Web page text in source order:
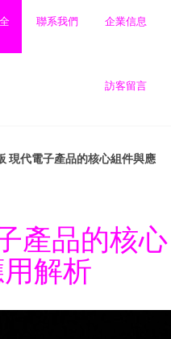
聯系我們 企業信息
訪客留言
現代電子產品的核心組件與應
產品的核心
解析